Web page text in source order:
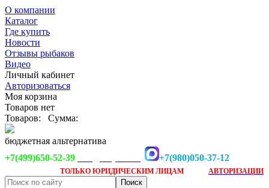
О компании
Каталог
Где купить
Новости
Отзывы рыбаков
Видео
Личный кабинет
Авторизоваться
Моя корзина
Товаров нет
Товаров:
Сумма:
бюджетная альтернатива
+7(499)650-52-39
+7(980)050-37-12
ТОЛЬКО ЮРИДИЧЕСКИМ ЛИЦАМ АВТОРИЗАЦИИ